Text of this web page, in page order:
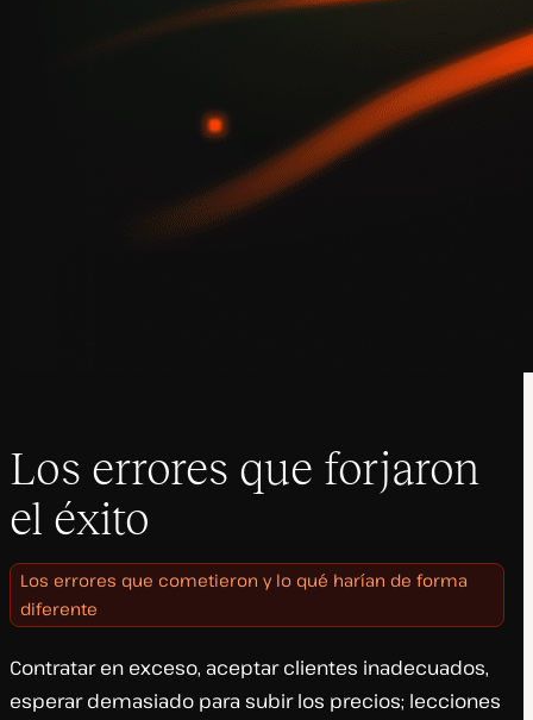
Los errores que forjaron
el éxito
Los errores que cometieron y lo qué harían de forma
diferente
Contratar en exceso, aceptar clientes inadecuados,
esperar demasiado para subir los precios; lecciones